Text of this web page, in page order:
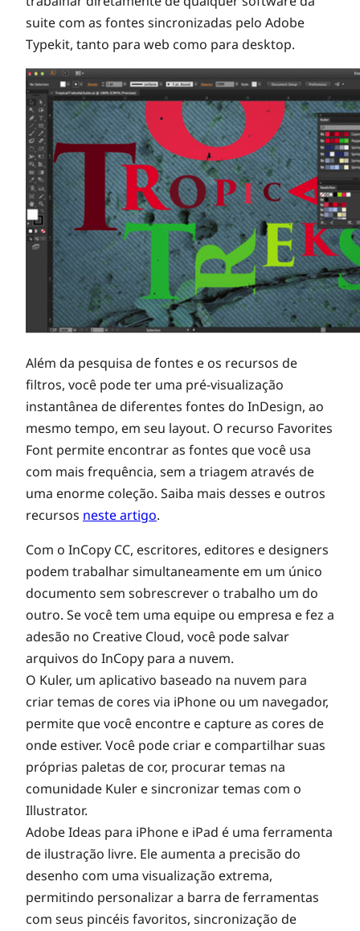
suite com as fontes sincronizadas pelo Adobe
Typekit, tanto para web como para desktop.
Além da pesquisa de fontes e os recursos de
filtros, você pode ter uma pré-visualização
instantânea de diferentes fontes do InDesign, ao
mesmo tempo, em seu layout. O recurso Favorites
Font permite encontrar as fontes que você usa
com mais frequência, sem a triagem através de
uma enorme coleção. Saiba mais desses e outros
recursos neste artigo.
Com o InCopy CC, escritores, editores e designers
podem trabalhar simultaneamente em um único
documento sem sobrescrever o trabalho um do
outro. Se você tem uma equipe ou empresa e fez a
adesão no Creative Cloud, você pode salvar
arquivos do InCopy para a nuvem.
O Kuler, um aplicativo baseado na nuvem para
criar temas de cores via iPhone ou um navegador,
permite que você encontre e capture as cores de
onde estiver. Você pode criar e compartilhar suas
próprias paletas de cor, procurar temas na
comunidade Kuler e sincronizar temas com o
Illustrator.
Adobe Ideas para iPhone e iPad é uma ferramenta
de ilustração livre. Ele aumenta a precisão do
desenho com uma visualização extrema,
permitindo personalizar a barra de ferramentas
com seus pincéis favoritos, sincronização de